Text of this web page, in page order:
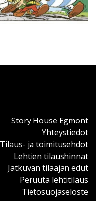
Story House Egmont
Yhteystiedot
Tilaus- ja toimitusehdot
Lehtien tilaushinnat
Jatkuvan tilaajan edut
Peruuta lehtitilaus
Tietosuojaseloste